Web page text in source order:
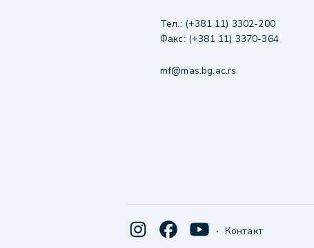
Тел.: (+381 11) 3302-200
Факс: (+381 11) 3370-364
mf@mas.bg.ac.rs
· Контакт